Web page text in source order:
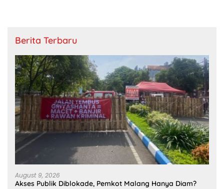
Berita Terbaru
August 9, 2026
Akses Publik Diblokade, Pemkot Malang Hanya Diam?